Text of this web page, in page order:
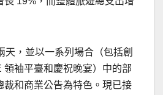
天，並以一系列場合（包括創
領袖平臺和慶祝晚宴）中的部
裁和商業公告為特色。現已接